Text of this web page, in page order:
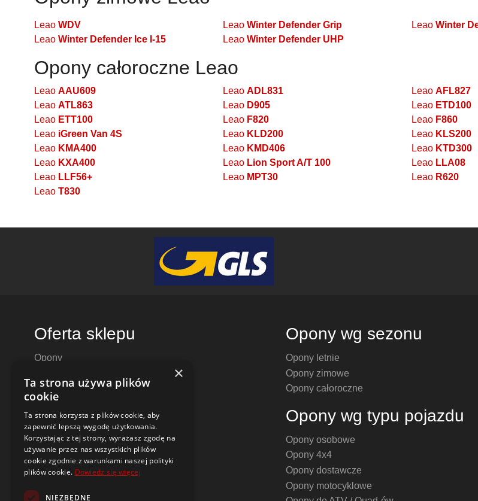
Leao WDV Leao Winter Defender Grip Leao Winter
Leao Winter Defender Ice I-15 Leao Winter Defender UHP
Opony całoroczne Leao
Leao AAU609 Leao ADL831 Leao AFL827
Leao ATL863 Leao D905 Leao ETD100
Leao ETT100 Leao F820 Leao F860
Leao iGreen Van 4S Leao KLD200 Leao KLS200
Leao KMA400 Leao KMD406 Leao KTD300
Leao KXA400 Leao Lion Sport A/T 100 Leao LLA08
Leao LLF56+ Leao MPT30 Leao R620
Leao T830
Oferta sklepu
Opony
Felgi stalowe
Alufelgi
Komplety kół
Dętki motocyklowe i do skuterów
Czujniki ciśnienia TPMS
Narzędzia i poradniki
Opony wg sezonu
Opony letnie
Opony zimowe
Opony całoroczne
Opony wg typu pojazdu
Opony osobowe
Opony 4x4
Opony dostawcze
Opony motocyklowe
×
Ta strona używa plików
cookie
Ta strona korzysta z plików cookie, aby
zapewnić lepszą wygodę użytkowania.
Korzystając z tej strony, wyrażasz zgodę na
używanie przez nas wszystkich plików
cookie zgodnie z warunkami naszej polityki
plików cookie. Dowiedz się więcej
NIEZBĘDNE